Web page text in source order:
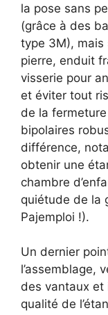
la pose sans
(grâce à des
type 3M), mais
pierre, enduit
visserie pour
et éviter tout
de la
bipolaires
différence,
obtenir une
chambre
quiétude de la
Pajemploi !).
Un dernier
l’assemblage,
des vantaux et
qualité de